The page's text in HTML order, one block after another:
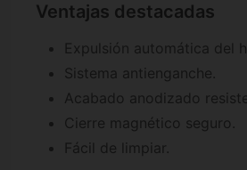
Ventajas destacadas
Expulsión automática del
Sistema antienganche.
Acabado anodizado
Cierre magnético seguro.
Fácil de limpiar.